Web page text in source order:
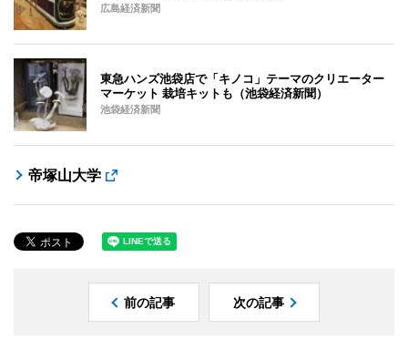
広島経済新聞
東急ハンズ池袋店で「キノコ」テーマのクリエーター
マーケット 栽培キットも（池袋経済新聞）
池袋経済新聞
帝塚山大学
前の記事 次の記事